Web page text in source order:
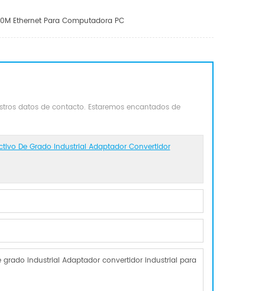
Ethernet Para Computadora PC
datos de contacto. Estaremos encantados de
De Grado Industrial Adaptador Convertidor